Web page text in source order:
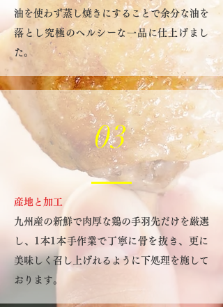
油を使わず蒸し焼きにすることで余分な油を
落とし究極のヘルシーな一品に仕上げまし
た。
03
産地と加工
九州産の新鮮で肉厚な鶏の手羽先だけを厳選
し、1本1本手作業で丁寧に骨を抜き、更に
美味しく召し上げれるように下処理を施して
おります。